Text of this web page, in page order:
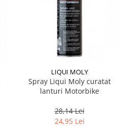
LIQUI MOLY
Spray Liqui Moly curatat
lanturi Motorbike
28,14 Lei
24,95 Lei